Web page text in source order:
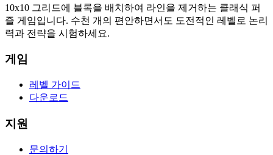
10x10 그리드에 블록을 배치하여 라인을 제거하는 클래식 퍼
즐 게임입니다. 수천 개의 편안하면서도 도전적인 레벨로 논리
력과 전략을 시험하세요.
게임
레벨 가이드
다운로드
지원
문의하기